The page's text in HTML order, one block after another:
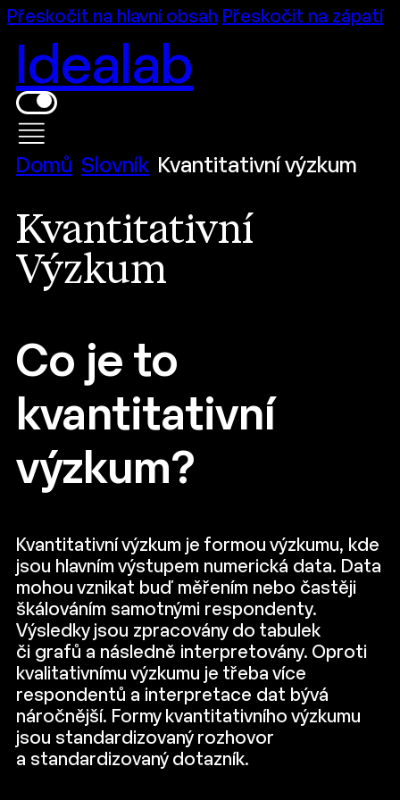
Přeskočit na hlavní obsah Přeskočit na zápatí
Idealab
Domů Slovník Kvantitativní výzkum
Kvantitativní
Výzkum
Co je to
kvantitativní
výzkum?
Kvantitativní výzkum je formou výzkumu, kde
jsou hlavním výstupem numerická data. Data
mohou vznikat buď měřením nebo častěji
škálováním samotnými respondenty.
Výsledky jsou zpracovány do tabulek
či grafů a následně interpretovány. Oproti
kvalitativnímu výzkumu je třeba více
respondentů a interpretace dat bývá
náročnější. Formy kvantitativního výzkumu
jsou standardizovaný rozhovor
a standardizovaný dotazník.